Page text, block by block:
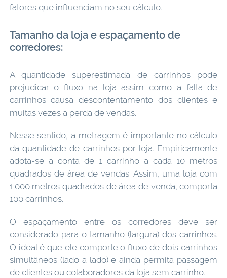
fatores que influenciam no seu cálculo.
Tamanho da loja e espaçamento de
corredores:
A quantidade superestimada de carrinhos pode
prejudicar o fluxo na loja assim como a falta de
carrinhos causa descontentamento dos clientes e
muitas vezes a perda de vendas.
Nesse sentido, a metragem é importante no cálculo
da quantidade de carrinhos por loja. Empiricamente
adota-se a conta de 1 carrinho a cada 10 metros
quadrados de área de vendas. Assim, uma loja com
1.000 metros quadrados de área de venda, comporta
100 carrinhos.
O espaçamento entre os corredores deve ser
considerado para o tamanho (largura) dos carrinhos.
O ideal é que ele comporte o fluxo de dois carrinhos
simultâneos (lado a lado) e ainda permita passagem
de clientes ou colaboradores da loja sem carrinho.